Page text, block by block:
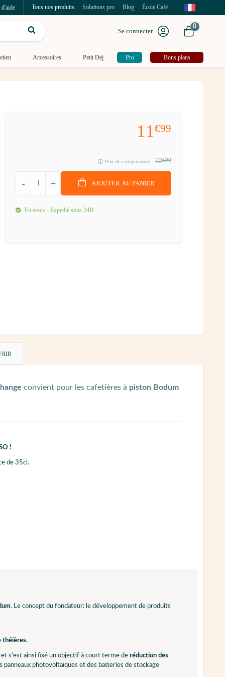
Tous nos produits Solutions pro Blog École Café
Se connecter
0
Accessoires Petit Dej Pro Bons plans
11€99
Prix de comparaison : 12€90
+
- AJOUTER AU PANIER
En stock - Expédié sous 24H
convient pour les cafetières à piston Bodum
!
de 35cl.
. Le concept du fondateur: le développement de produits
théières.
et s'est ainsi fixé un objectif à court terme de réduction des
panneaux photovoltaïques et des batteries de stockage